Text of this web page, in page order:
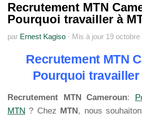
Recrutement MTN
Pourquoi travailler à
par Ernest Kagiso · Mis à jour 19 octobre
Recrutement MTN
Pourquoi travailler
Recrutement MTN Cameroun:
MTN ? Chez MTN, nous